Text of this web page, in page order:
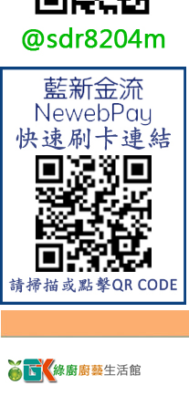
【林內Rinnai】 RB-L2600S(A)
彩焱系列 檯面式彩焱不銹鋼雙
口爐
(A) 彩焱系列 檯面式彩焱玻璃